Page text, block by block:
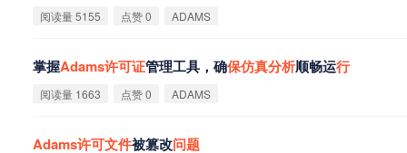
阅读量 5155 点赞 0 ADAMS
掌握Adams许可证管理工具，确保仿真分析顺畅运行
阅读量 1663 点赞 0 ADAMS
Adams许可文件被篡改问题